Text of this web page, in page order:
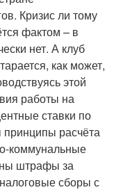
Кризис ли тому
фактом – в
нет. А клуб
как может,
этой
работы на
ставки по
расчёта
коммунальные
штрафы за
сборы с